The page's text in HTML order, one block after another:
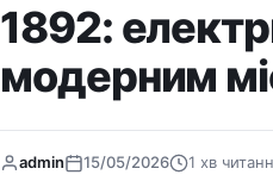
1892:
модерним
admin 15/05/2026 1 хв